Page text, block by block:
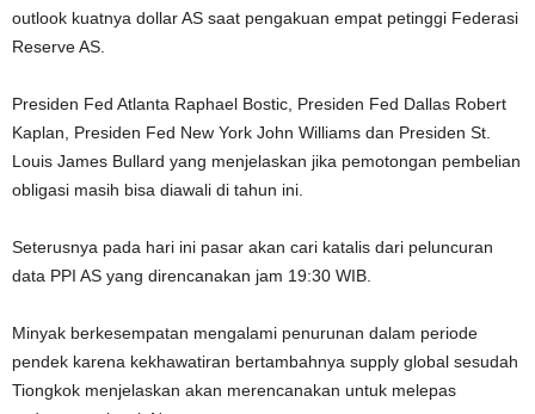
outlook kuatnya dollar AS saat pengakuan empat petinggi Federasi
Reserve AS.
Presiden Fed Atlanta Raphael Bostic, Presiden Fed Dallas Robert
Kaplan, Presiden Fed New York John Williams dan Presiden St.
Louis James Bullard yang menjelaskan jika pemotongan pembelian
obligasi masih bisa diawali di tahun ini.
Seterusnya pada hari ini pasar akan cari katalis dari peluncuran
data PPI AS yang direncanakan jam 19:30 WIB.
Minyak berkesempatan mengalami penurunan dalam periode
pendek karena kekhawatiran bertambahnya supply global sesudah
Tiongkok menjelaskan akan merencanakan untuk melepas